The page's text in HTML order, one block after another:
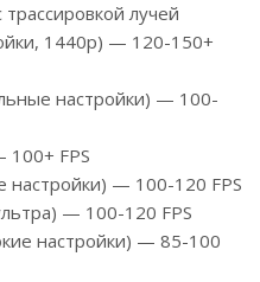
лучей
1440p) — 120-150+
настройки) — 100-
100+ FPS
настройки) — 100-120 FPS
— 100-120 FPS
настройки) — 85-100